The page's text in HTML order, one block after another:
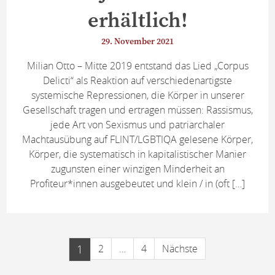
erhältlich!
29. November 2021
Milian Otto – Mitte 2019 entstand das Lied „Corpus
Delicti“ als Reaktion auf verschiedenartigste
systemische Repressionen, die Körper in unserer
Gesellschaft tragen und ertragen müssen: Rassismus,
jede Art von Sexismus und patriarchaler
Machtausübung auf FLINT/LGBTIQA gelesene Körper,
Körper, die systematisch in kapitalistischer Manier
zugunsten einer winzigen Minderheit an
Profiteur*innen ausgebeutet und klein / in (oft […]
1 2 … 4 Nächste